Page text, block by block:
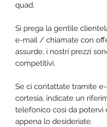
quad.
Si prega la gentile
e-mail / chiamate con
assurde, i nostri prezzi
competitivi.
Se ci contattate tramite
cortesia, indicate un
telefonico così da potervi
appena lo desideriate.